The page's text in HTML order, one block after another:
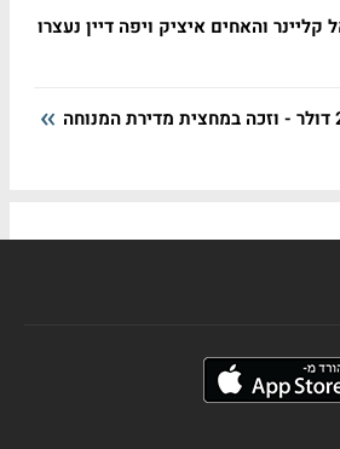
קליינר והאחים איציק ויפה דיין נעצרו